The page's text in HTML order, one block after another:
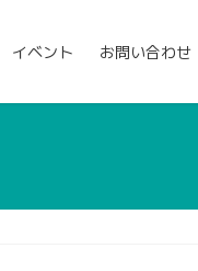
イベント お問い合わせ